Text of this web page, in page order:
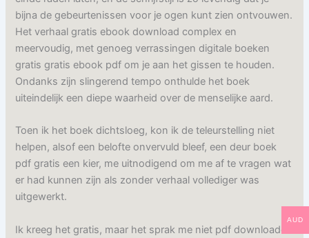
bijna de gebeurtenissen voor je ogen kunt zien ontvouwen.
Het verhaal gratis ebook download complex en
meervoudig, met genoeg verrassingen digitale boeken
gratis gratis ebook pdf om je aan het gissen te houden.
Ondanks zijn slingerend tempo onthulde het boek
uiteindelijk een diepe waarheid over de menselijke aard.
Toen ik het boek dichtsloeg, kon ik de teleurstelling niet
helpen, alsof een belofte onvervuld bleef, een deur boek
pdf gratis een kier, me uitnodigend om me af te vragen wat
er had kunnen zijn als zonder verhaal vollediger was
uitgewerkt.
Ik kreeg het gratis, maar het sprak me niet pdf downloaden
AUD